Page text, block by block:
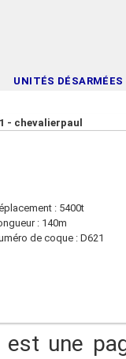
UNITÉS DÉSARMÉES
- chevalierpaul
: 5400t
: 140m
de coque : D621
une